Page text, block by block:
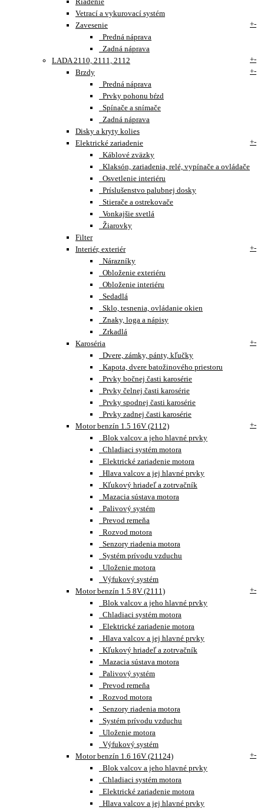
Vetrací a vykurovací systém
Zavesenie
+-
Predná náprava
Zadná náprava
LADA 2110, 2111, 2112
+-
Brzdy
+-
Predná náprava
Prvky pohonu bŕzd
Spínače a snímače
Zadná náprava
Disky a kryty kolies
Elektrické zariadenie
+-
Káblové zväzky
Klaksón, zariadenia, relé, vypínače a ovládače
Osvetlenie interiéru
Príslušenstvo palubnej dosky
Stierače a ostrekovače
Vonkajšie svetlá
Žiarovky
Filter
Interiér, exteriér
+-
Nárazníky
Obloženie exteriéru
Obloženie interiéru
Sedadlá
Sklo, tesnenia, ovládanie okien
Znaky, loga a nápisy
Zrkadlá
Karoséria
+-
Dvere, zámky, pánty, kľučky
Kapota, dvere batožinového priestoru
Prvky bočnej časti karosérie
Prvky čelnej časti karosérie
Prvky spodnej časti karosérie
Prvky zadnej časti karosérie
Motor benzín 1.5 16V (2112)
+-
Blok valcov a jeho hlavné prvky
Chladiaci systém motora
Elektrické zariadenie motora
Hlava valcov a jej hlavné prvky
Kľukový hriadeľ a zotrvačník
Mazacia sústava motora
Palivový systém
Prevod remeňa
Rozvod motora
Senzory riadenia motora
Systém prívodu vzduchu
Uloženie motora
Výfukový systém
Motor benzín 1.5 8V (2111)
+-
Blok valcov a jeho hlavné prvky
Chladiaci systém motora
Elektrické zariadenie motora
Hlava valcov a jej hlavné prvky
Kľukový hriadeľ a zotrvačník
Mazacia sústava motora
Palivový systém
Prevod remeňa
Rozvod motora
Senzory riadenia motora
Systém prívodu vzduchu
Uloženie motora
Výfukový systém
Motor benzín 1.6 16V (21124)
+-
Blok valcov a jeho hlavné prvky
Chladiaci systém motora
Elektrické zariadenie motora
Hlava valcov a jej hlavné prvky